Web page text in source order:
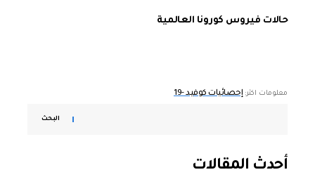
حالات فيروس كورونا العالمية
معلومات اكثر:إحصائيات كوفيد -19
البحث
أحدث المقالات